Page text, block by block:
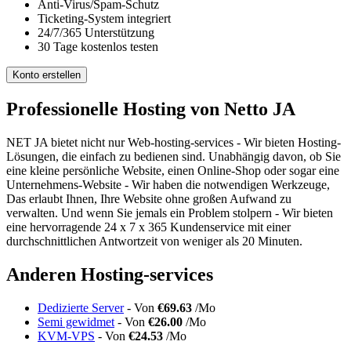
Anti-Virus/Spam-Schutz
Ticketing-System integriert
24/7/365 Unterstützung
30 Tage kostenlos testen
Konto erstellen
Professionelle Hosting von Netto JA
NET JA bietet nicht nur Web-hosting-services - Wir bieten Hosting-
Lösungen, die einfach zu bedienen sind. Unabhängig davon, ob Sie
eine kleine persönliche Website, einen Online-Shop oder sogar eine
Unternehmens-Website - Wir haben die notwendigen Werkzeuge,
Das erlaubt Ihnen, Ihre Website ohne großen Aufwand zu
verwalten. Und wenn Sie jemals ein Problem stolpern - Wir bieten
eine hervorragende 24 x 7 x 365 Kundenservice mit einer
durchschnittlichen Antwortzeit von weniger als 20 Minuten.
Anderen Hosting-services
Dedizierte Server- Von €69.63 /Mo
Semi gewidmet - Von €26.00 /Mo
KVM-VPS - Von €24.53 /Mo